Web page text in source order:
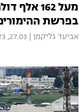
מעל 162
בפרשת
אביעד גליקמן 27.03, 11:23